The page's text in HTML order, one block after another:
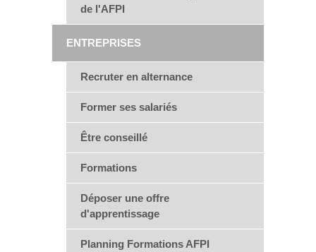
de l'AFPI
ENTREPRISES
Recruter en alternance
Former ses salariés
Être conseillé
Formations
Déposer une offre
d'apprentissage
Planning Formations AFPI